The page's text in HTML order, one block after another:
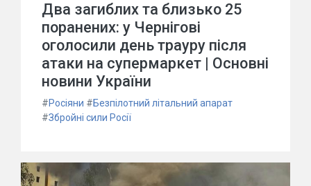
Два загиблих та близько 25
поранених: у Чернігові
оголосили день трауру після
атаки на супермаркет | Основні
новини України
#Росіяни #Безпілотний літальний апарат
#Збройні сили Росії